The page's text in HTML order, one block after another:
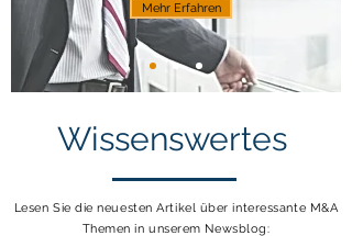
Mehr Erfahren
Wissenswertes
Lesen Sie die neuesten Artikel über interessante M&A
Themen in unserem Newsblog: